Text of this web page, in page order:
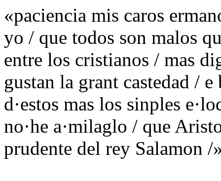
«paciencia mis caros
yo / que todos son malos
entre los cristianos / mas
gustan la grant castedad /
d·estos mas los sinples
no·he a·milaglo / que
prudente del rey Salamon /